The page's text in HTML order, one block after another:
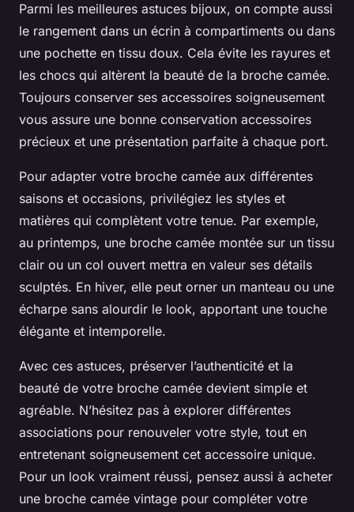
Parmi les meilleures astuces bijoux, on compte aussi
le rangement dans un écrin à compartiments ou dans
une pochette en tissu doux. Cela évite les rayures et
les chocs qui altèrent la beauté de la broche camée.
Toujours conserver ses accessoires soigneusement
vous assure une bonne conservation accessoires
précieux et une présentation parfaite à chaque port.
Pour adapter votre broche camée aux différentes
saisons et occasions, privilégiez les styles et
matières qui complètent votre tenue. Par exemple,
au printemps, une broche camée montée sur un tissu
clair ou un col ouvert mettra en valeur ses détails
sculptés. En hiver, elle peut orner un manteau ou une
écharpe sans alourdir le look, apportant une touche
élégante et intemporelle.
Avec ces astuces, préserver l’authenticité et la
beauté de votre broche camée devient simple et
agréable. N’hésitez pas à explorer différentes
associations pour renouveler votre style, tout en
entretenant soigneusement cet accessoire unique.
Pour un look vraiment réussi, pensez aussi à acheter
une broche camée vintage pour compléter votre